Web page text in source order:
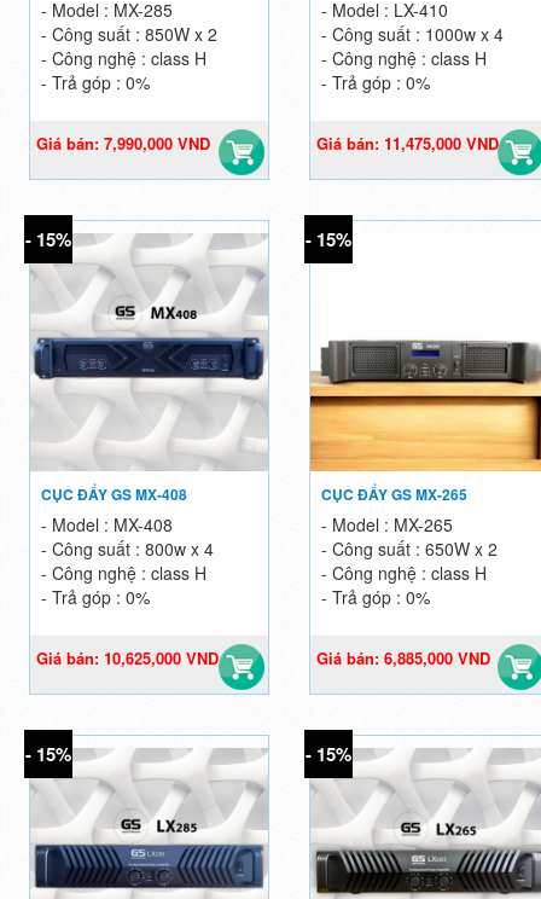
- Model : MX-285
- Công suất : 850W x 2
- Công nghệ : class H
- Trả góp : 0%
Giá gốc: 9,400,000 VND
Giá bán: 7,990,000 VND
- Model : LX-410
- Công suất : 1000w x 4
- Công nghệ : class H
- Trả góp : 0%
Giá gốc: 13,500,000 VND
Giá bán: 11,475,000 VND
- 15%
CỤC ĐẨY GS MX-408
- Model : MX-408
- Công suất : 800w x 4
- Công nghệ : class H
- Trả góp : 0%
Giá gốc: 12,500,000 VND
Giá bán: 10,625,000 VND
- 15%
CỤC ĐẨY GS MX-265
- Model : MX-265
- Công suất : 650W x 2
- Công nghệ : class H
- Trả góp : 0%
Giá gốc: 8,100,000 VND
Giá bán: 6,885,000 VND
- 15% - 15%